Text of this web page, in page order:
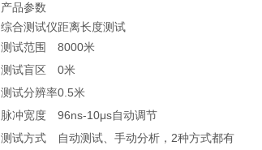
产品参数
综合测试仪距离长度测试
测试范围
8000米
测试盲区
0米
测试分辨率0.5米
脉冲宽度
96ns-10μs自动调节
测试方式
自动测试、手动分析，2种方式都有